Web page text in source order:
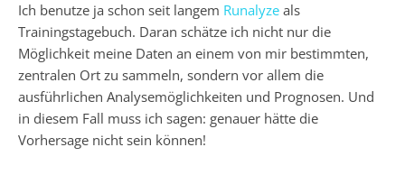
Ich benutze ja schon seit langem Runalyze als
Trainingstagebuch. Daran schätze ich nicht nur die
Möglichkeit meine Daten an einem von mir bestimmten,
zentralen Ort zu sammeln, sondern vor allem die
ausführlichen Analysemöglichkeiten und Prognosen. Und
in diesem Fall muss ich sagen: genauer hätte die
Vorhersage nicht sein können!